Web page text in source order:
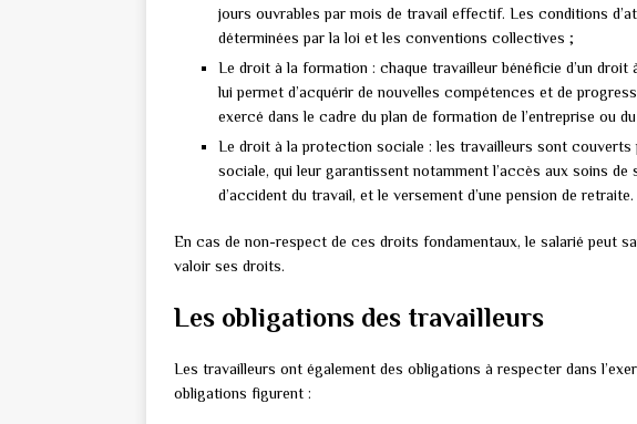
jours ouvrables par mois de travail effectif. Les conditions
déterminées par la loi et les conventions collectives ;
Le droit à la formation : chaque travailleur bénéficie d’un
lui permet d’acquérir de nouvelles compétences et de
exercé dans le cadre du plan de formation de l’entreprise ou
Le droit à la protection sociale : les travailleurs sont
sociale, qui leur garantissent notamment l’accès aux soins de
d’accident du travail, et le versement d’une pension de retraite.
En cas de non-respect de ces droits fondamentaux, le salarié peut
valoir ses droits.
Les obligations des travailleurs
Les travailleurs ont également des obligations à respecter dans
obligations figurent :